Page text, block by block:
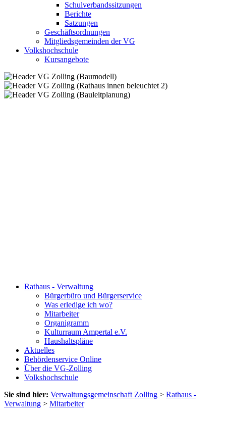
Schulverbandssitzungen
Berichte
Satzungen
Geschäftsordnungen
Mitgliedsgemeinden der VG
Volkshochschule
Kursangebote
Rathaus - Verwaltung
Bürgerbüro und Bürgerservice
Was erledige ich wo?
Mitarbeiter
Organigramm
Kulturraum Ampertal e.V.
Haushaltspläne
Aktuelles
Behördenservice Online
Über die VG-Zolling
Volkshochschule
Sie sind hier: Verwaltungsgemeinschaft Zolling > Rathaus -
Verwaltung > Mitarbeiter